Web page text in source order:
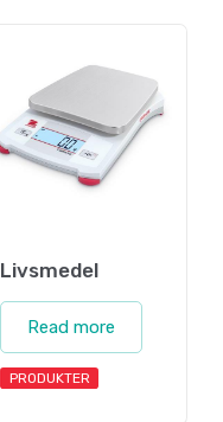
Livsmedel
Read more
PRODUKTER